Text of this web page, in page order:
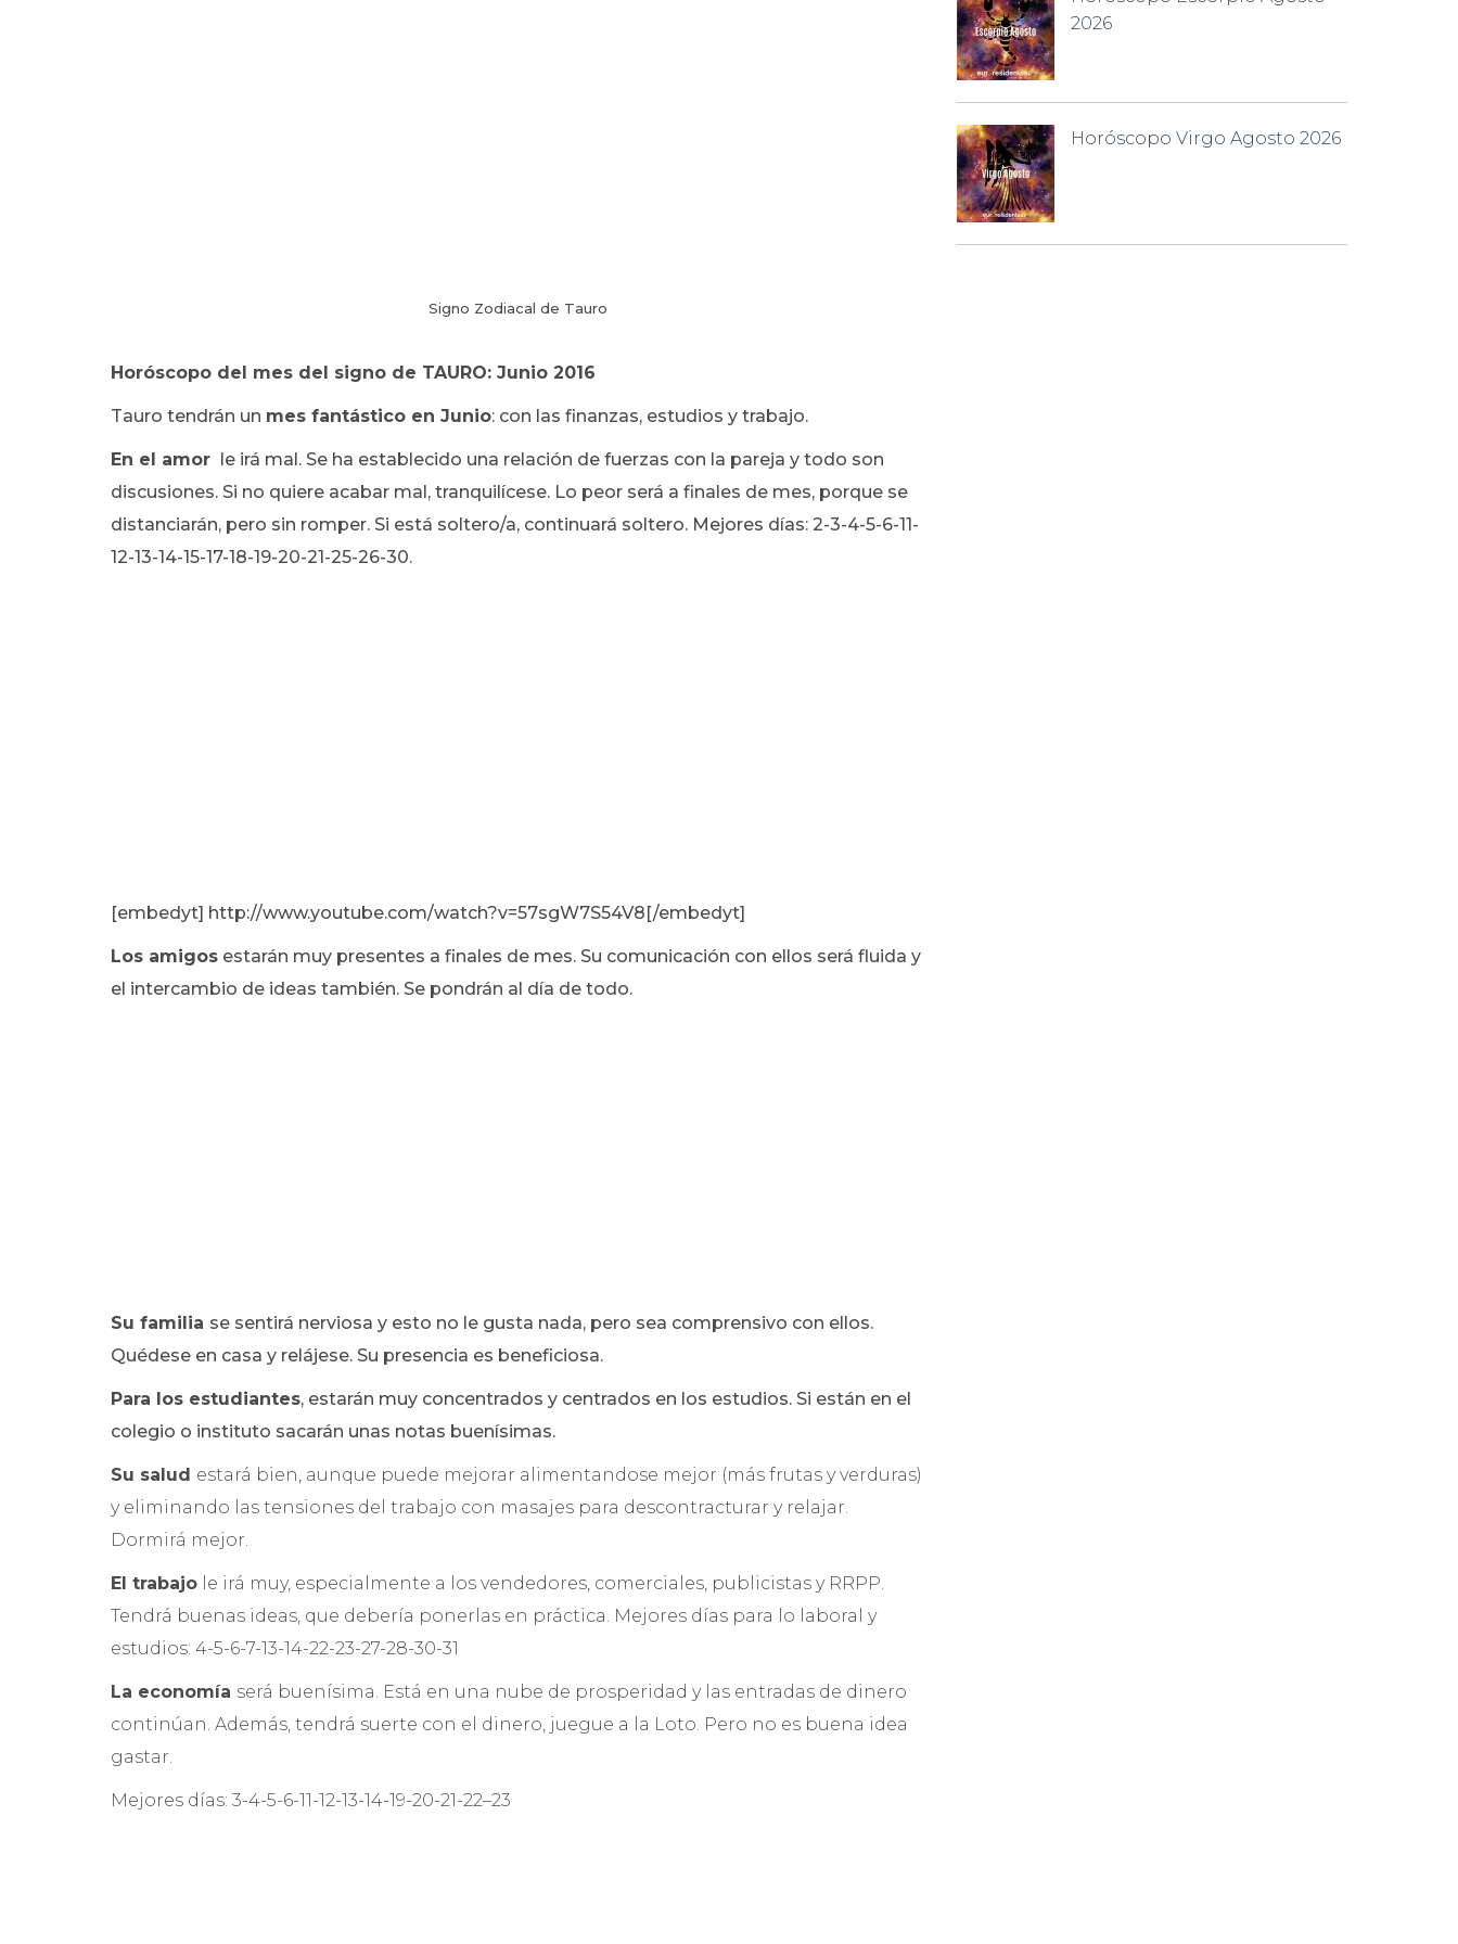
Signo Zodiacal de Tauro
Horóscopo del mes del signo de TAURO: Junio 2016
Tauro tendrán un mes fantástico en Junio: con las finanzas, estudios y trabajo.
En el amor le irá mal. Se ha establecido una relación de fuerzas con la pareja y todo son
discusiones. Si no quiere acabar mal, tranquilícese. Lo peor será a finales de mes, porque se
distanciarán, pero sin romper. Si está soltero/a, continuará soltero. Mejores días: 2-3-4-5-6-11-
12-13-14-15-17-18-19-20-21-25-26-30.
[embedyt] http://www.youtube.com/watch?v=57sgW7S54V8[/embedyt]
Los amigos estarán muy presentes a finales de mes. Su comunicación con ellos será fluida y
el intercambio de ideas también. Se pondrán al día de todo.
Su familia se sentirá nerviosa y esto no le gusta nada, pero sea comprensivo con ellos.
Quédese en casa y relájese. Su presencia es beneficiosa.
Para los estudiantes, estarán muy concentrados y centrados en los estudios. Si están en el
colegio o instituto sacarán unas notas buenísimas.
Su salud estará bien, aunque puede mejorar alimentandose mejor (más frutas y verduras)
y eliminando las tensiones del trabajo con masajes para descontracturar y relajar.
Dormirá mejor.
El trabajo le irá muy, especialmente a los vendedores, comerciales, publicistas y RRPP.
Tendrá buenas ideas, que debería ponerlas en práctica. Mejores días para lo laboral y
estudios: 4-5-6-7-13-14-22-23-27-28-30-31
La economía será buenísima. Está en una nube de prosperidad y las entradas de dinero
continúan. Además, tendrá suerte con el dinero, juegue a la Loto. Pero no es buena idea
gastar.
Mejores días: 3-4-5-6-11-12-13-14-19-20-21-22–23
2026
Horóscopo Virgo Agosto 2026